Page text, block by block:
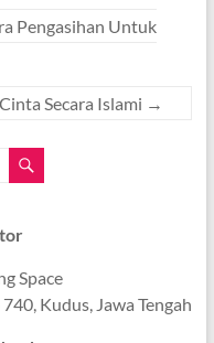
Pengasihan Untuk
Secara Islami →
Space
Kudus, Jawa Tengah